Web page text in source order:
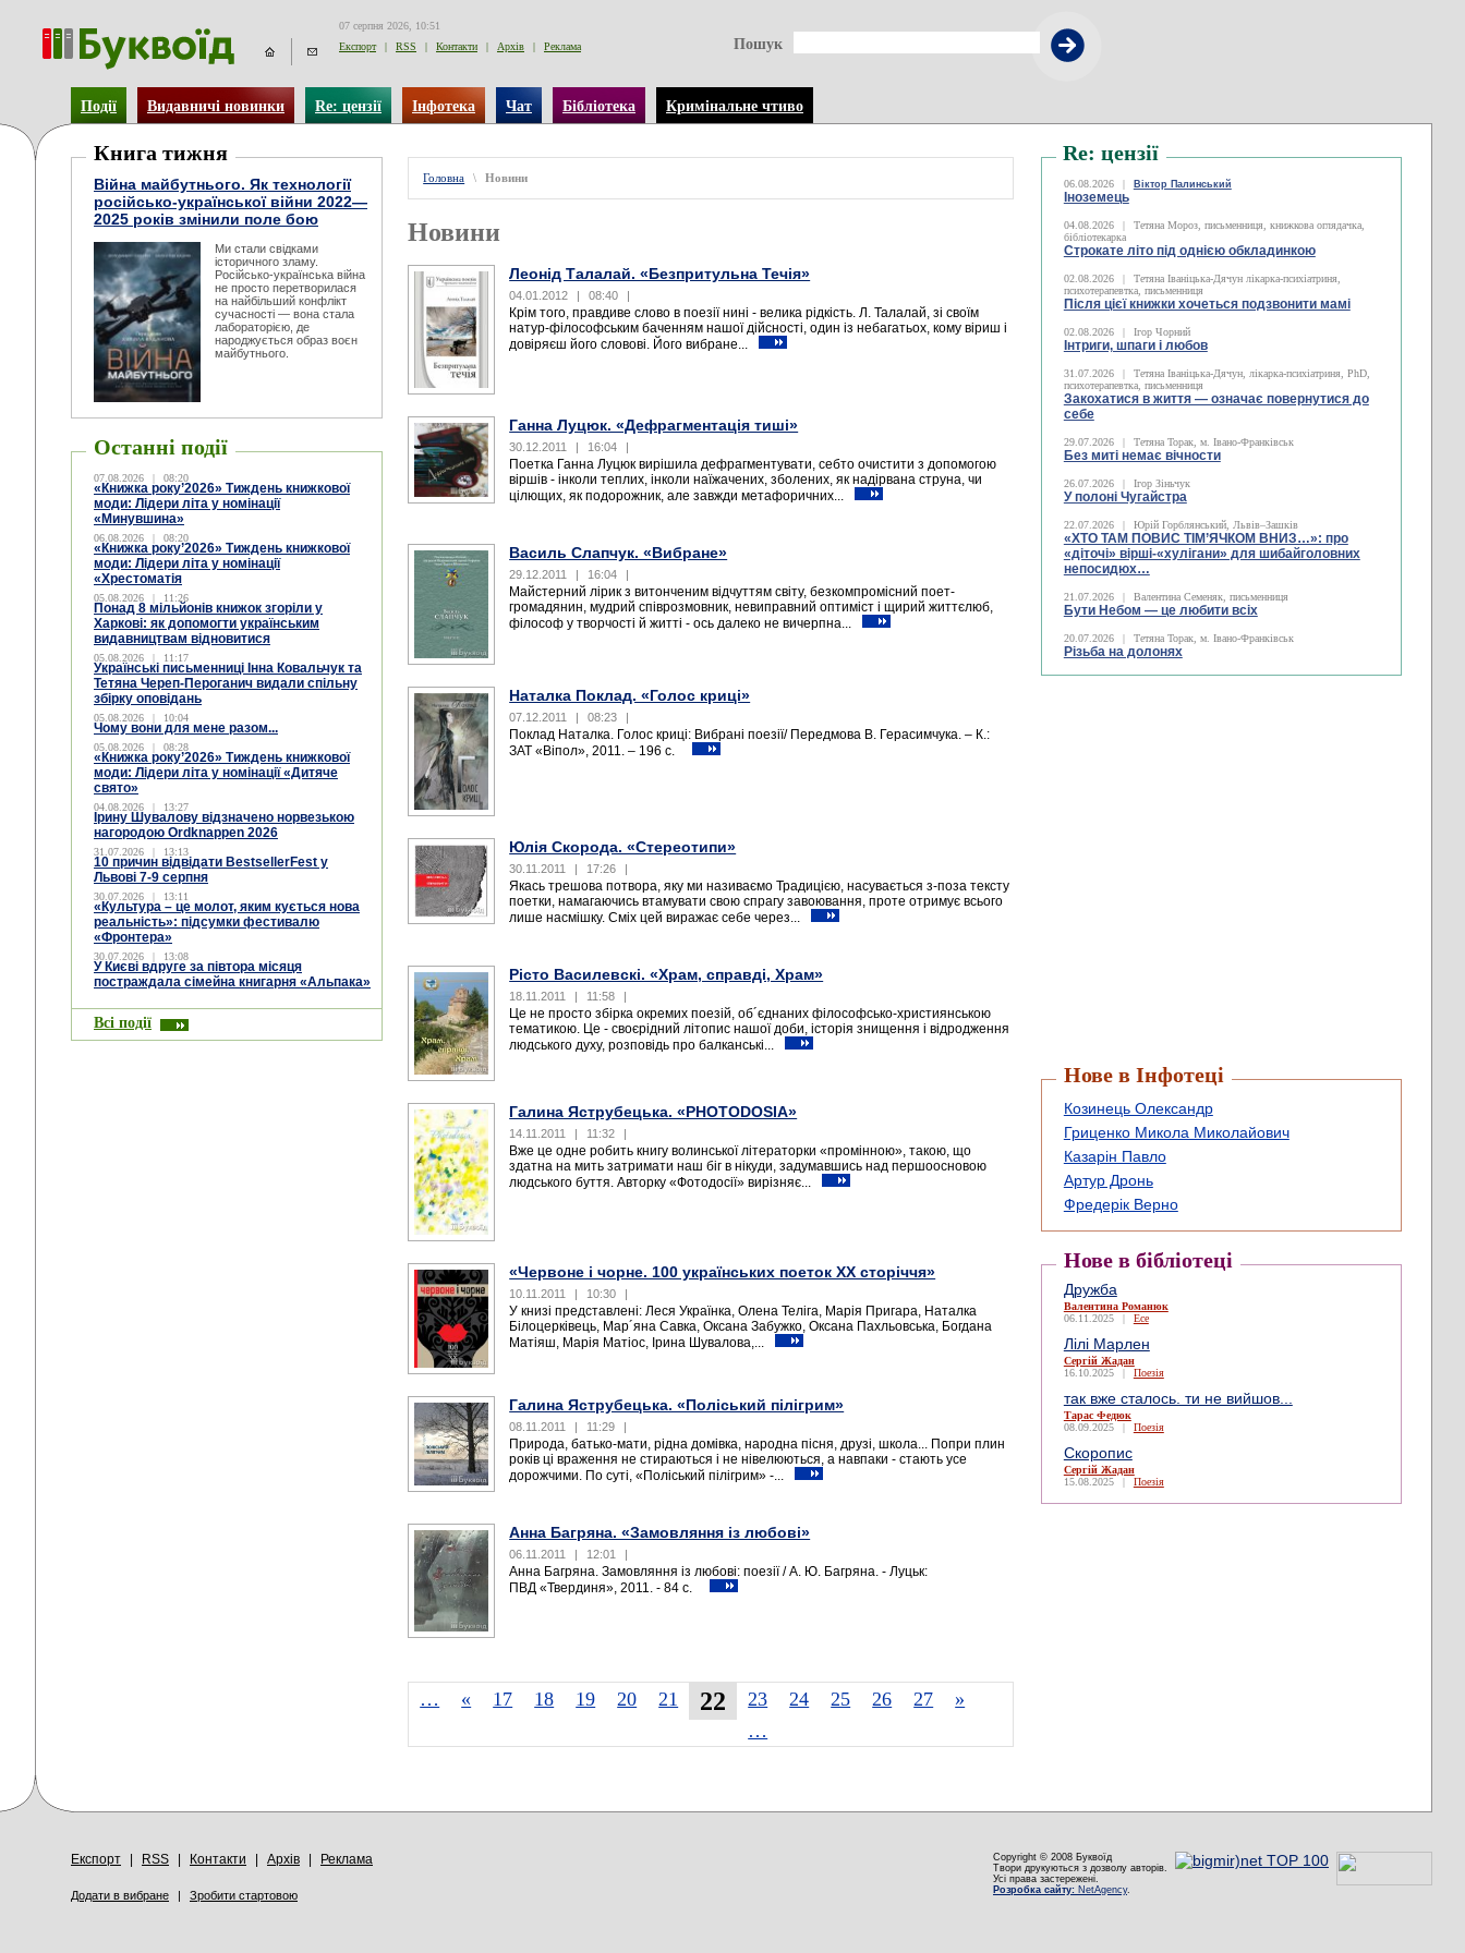
07 серпня 2026, 10:51
Експорт
| RSS | Контакти | Архів | Реклама Пошук
Події Видавничі новинки Re: цензії Інфотека Чат Бібліотека Кримінальне чтиво
Книга тижня
Війна майбутнього. Як технології
російсько-української війни 2022—
2025 років змінили поле бою
Ми стали свідками
історичного зламу.
Російсько-українська війна
не просто перетворилася
на найбільший конфлікт
сучасності — вона стала
лабораторією, де
народжується образ воєн
майбутнього.
Останні події
07.08.2026 | 08:20
«Книжка року’2026» Тиждень книжкової
моди: Лідери літа у номінації
«Минувшина»
06.08.2026 | 08:20
«Книжка року’2026» Тиждень книжкової
моди: Лідери літа у номінації
«Хрестоматія
05.08.2026 | 11:26
Понад 8 мільйонів книжок згоріли у
Харкові: як допомогти українським
видавництвам відновитися
05.08.2026 | 11:17
Українські письменниці Інна Ковальчук та
Тетяна Череп-Пероганич видали спільну
збірку оповідань
05.08.2026 | 10:04
Чому вони для мене разом...
05.08.2026 | 08:28
«Книжка року’2026» Тиждень книжкової
моди: Лідери літа у номінації «Дитяче
свято»
04.08.2026 | 13:27
Ірину Шувалову відзначено норвезькою
нагородою Ordknappen 2026
31.07.2026 | 13:13
10 причин відвідати BestsellerFest у
Львові 7-9 серпня
30.07.2026 | 13:11
«Культура – це молот, яким кується нова
реальність»: підсумки фестивалю
«Фронтера»
30.07.2026 | 13:08
У Києві вдруге за півтора місяця
постраждала сімейна книгарня «Альпака»
Всі події
Головна \ Новини
Новини
Леонід Талалай. «Безпритульна Течія»
04.01.2012 | 08:40 |
Крім того, правдиве слово в поезії нині - велика рідкість. Л. Талалай, зі своїм
натур-філософським баченням нашої дійсності, один із небагатьох, кому віриш і
довіряєш його словові. Його вибране...
Ганна Луцюк. «Дефрагментація тиші»
30.12.2011 | 16:04 |
Поетка Ганна Луцюк вирішила дефрагментувати, себто очистити з допомогою
віршів - інколи теплих, інколи наїжачених, зболених, як надірвана струна, чи
цілющих, як подорожник, але завжди метафоричних...
Василь Слапчук. «Вибране»
29.12.2011 | 16:04 |
Майстерний лірик з витонченим відчуттям світу, безкомпромісний поет-
громадянин, мудрий співрозмовник, невиправний оптиміст і щирий життєлюб,
філософ у творчості й житті - ось далеко не вичерпна...
Наталка Поклад. «Голос криці»
07.12.2011 08:23
Поклад Наталка. Голос криці: Вибрані поезії/ Передмова В. Герасимчука. – К.:
ЗАТ «Віпол», 2011. – 196 с.
Юлія Скорода. «Cтереотипи»
30.11.2011 | 17:26 |
Якась трешова потвора, яку ми називаємо Традицією, насувається з-поза тексту
поетки, намагаючись втамувати свою спрагу завоювання, проте отримує всього
лише насмішку. Сміх цей виражає себе через...
Рісто Василевскі. «Храм, справді, Храм»
18.11.2011 | 11:58 |
Це не просто збірка окремих поезій, об´єднаних філософсько-християнською
тематикою. Це - своєрідний літопис нашої доби, історія знищення і відродження
людського духу, розповідь про балканські...
Галина Яструбецька. «PHOTODOSIA»
14.11.2011 | 11:32 |
Вже це одне робить книгу волинської літераторки «промінною», такою, що
здатна на мить затримати наш біг в нікуди, задумавшись над першоосновою
людського буття. Авторку «Фотодосії» вирізняє...
«Червоне і чорне. 100 українських поеток ХХ сторіччя»
10.11.2011 10:30
У книзі представлені: Леся Українка, Олена Теліга, Марія Пригара, Наталка
Білоцерківець, Мар´яна Савка, Оксана Забужко, Оксана Пахльовська, Богдана
Матіяш, Марія Матіос, Ірина Шувалова,...
Галина Яструбецька. «Поліський пілігрим»
08.11.2011 | 11:29 |
Природа, батько-мати, рідна домівка, народна пісня, друзі, школа... Попри плин
років ці враження не стираються і не нівелюються, а навпаки - стають усе
дорожчими. По суті, «Поліський пілігрим» -...
Анна Багряна. «Замовляння із любові»
06.11.2011 | 12:01 |
Анна Багряна. Замовляння із любові: поезії / А. Ю. Багряна. - Луцьк:
ПВД «Твердиня», 2011. - 84 с.
… « 17 18 19 20 21 22 23 24 25 26 27
»
…
Re: цензії
06.08.2026 | Віктор Палинський
Іноземець
04.08.2026 |
Тетяна Мороз, письменниця, книжкова оглядачка,
бібліотекарка
Строкате літо під однією обкладинкою
02.08.2026 |
Тетяна Іваніцька-Дячун лікарка-психіатриня,
психотерапевтка, письменниця
Після цієї книжки хочеться подзвонити мамі
02.08.2026 | Ігор Чорний
Інтриги, шпаги і любов
31.07.2026 |
Тетяна Іваніцька-Дячун, лікарка-психіатриня, PhD,
психотерапевтка, письменниця
Закохатися в життя — означає повернутися до
себе
29.07.2026 | Тетяна Торак, м. Івано-Франківськ
Без миті немає вічности
26.07.2026 | Ігор Зіньчук
У полоні Чугайстра
22.07.2026 | Юрій Горблянський, Львів–Зашків
«ХТО ТАМ ПОВИС ТІМ’ЯЧКОМ ВНИЗ…»: про
«діточі» вірші-«хулігани» для шибайголовних
непосидюх…
21.07.2026 | Валентина Семеняк, письменниця
Бути Небом ― це любити всіх
20.07.2026 | Тетяна Торак, м. Івано-Франківськ
Різьба на долонях
Нове в Інфотеці
Козинець Олександр
Гриценко Микола Миколайович
Казарін Павло
Артур Дронь
Фредерік Верно
Нове в бібліотеці
Дружба
Валентина Романюк
06.11.2025
| Есе
Лілі Марлен
Сергій Жадан
16.10.2025
| Поезія
так вже сталось. ти не вийшов...
Тарас Федюк
08.09.2025
| Поезія
Скоропис
Сергій Жадан
15.08.2025
| Поезія
Copyright © 2008 Буквоїд
Твори друкуються з дозволу авторів.
Усі права застережені.
Розробка сайту: NetAgency.
Експорт RSS Контакти Архів Реклама
Додати в вибране | Зробити стартовою